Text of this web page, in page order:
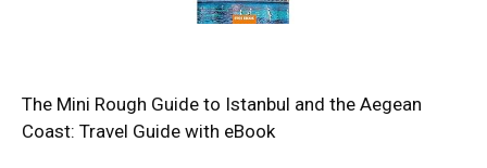
The Mini Rough Guide to Istanbul and the Aegean
Coast: Travel Guide with eBook